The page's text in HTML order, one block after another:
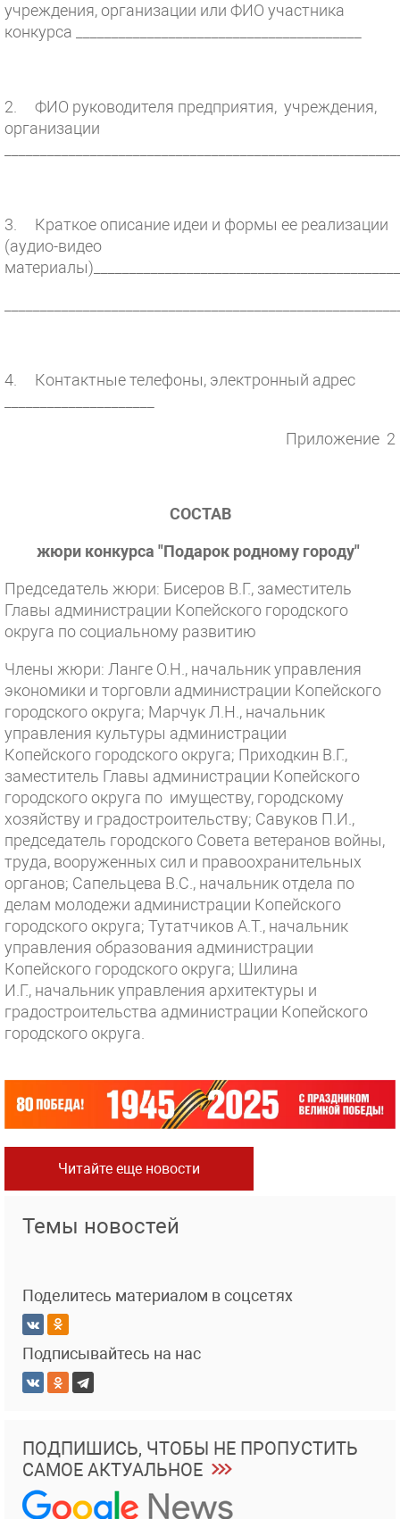
учреждения, организации или ФИО участника
конкурса ________________________________________
2. ФИО руководителя предприятия, учреждения,
организации
3. Краткое описание идеи и формы ее реализации
(аудио-видео
4. Контактные телефоны, электронный адрес
Приложение 2
СОСТАВ
жюри конкурса "Подарок родному городу"
Председатель жюри: Бисеров В.Г., заместитель
Главы администрации Копейского городского
округа по социальному развитию
Члены жюри: Ланге О.Н., начальник управления
экономики и торговли администрации Копейского
городского округа; Марчук Л.Н., начальник
управления культуры администрации
Копейского городского округа; Приходкин В.Г.,
заместитель Главы администрации Копейского
городского округа по имуществу, городскому
хозяйству и градостроительству; Савуков П.И.,
председатель городского Совета ветеранов войны,
труда, вооруженных сил и правоохранительных
органов; Сапельцева В.С., начальник отдела по
делам молодежи администрации Копейского
городского округа; Тутатчиков А.Т., начальник
управления образования администрации
Копейского городского округа; Шилина
И.Г., начальник управления архитектуры и
градостроительства администрации Копейского
городского округа.
Читайте еще новости
Темы новостей
Поделитесь материалом в соцсетях
Подписывайтесь на нас
ПОДПИШИСЬ, ЧТОБЫ НЕ ПРОПУСТИТЬ
САМОЕ АКТУАЛЬНОЕ